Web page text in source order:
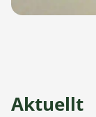
Aktuellt